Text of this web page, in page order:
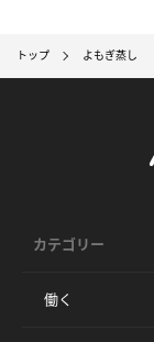
トップ よもぎ蒸し
カテゴリー
働く